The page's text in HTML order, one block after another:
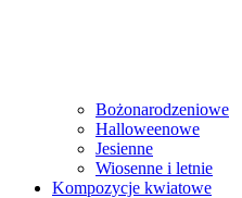
Bożonarodzeniowe
Halloweenowe
Jesienne
Wiosenne i letnie
Kompozycje kwiatowe